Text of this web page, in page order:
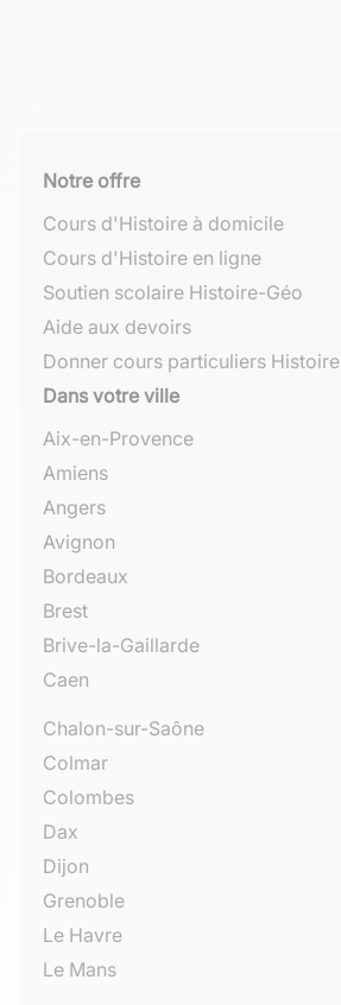
Notre offre
Cours d'Histoire à domicile
Cours d'Histoire en ligne
Soutien scolaire Histoire-Géo
Aide aux devoirs
Donner cours particuliers Histoire
Dans votre ville
Aix-en-Provence
Amiens
Angers
Avignon
Bordeaux
Brest
Brive-la-Gaillarde
Caen
Chalon-sur-Saône
Colmar
Colombes
Dax
Dijon
Grenoble
Le Havre
Le Mans